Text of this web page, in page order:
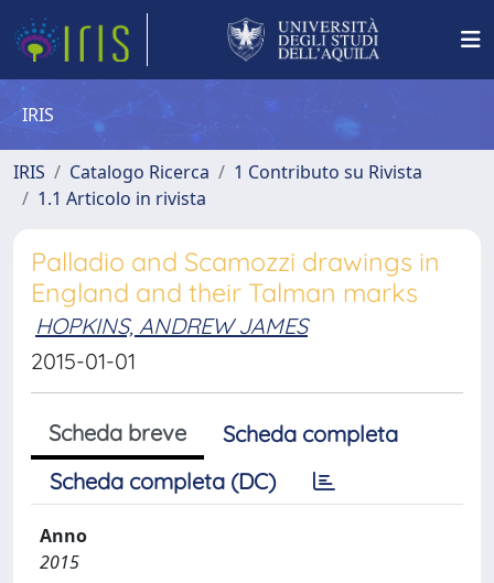
IRIS
IRIS Catalogo Ricerca
1 Contributo su Rivista
1.1 Articolo in rivista
Palladio and Scamozzi drawings in
England and their Talman marks
HOPKINS, ANDREW JAMES
2015-01-01
Scheda breve
Scheda completa
Scheda completa (DC)
Anno
2015